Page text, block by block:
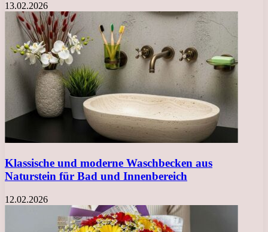
13.02.2026
Klassische und moderne Waschbecken aus
Naturstein für Bad und Innenbereich
12.02.2026